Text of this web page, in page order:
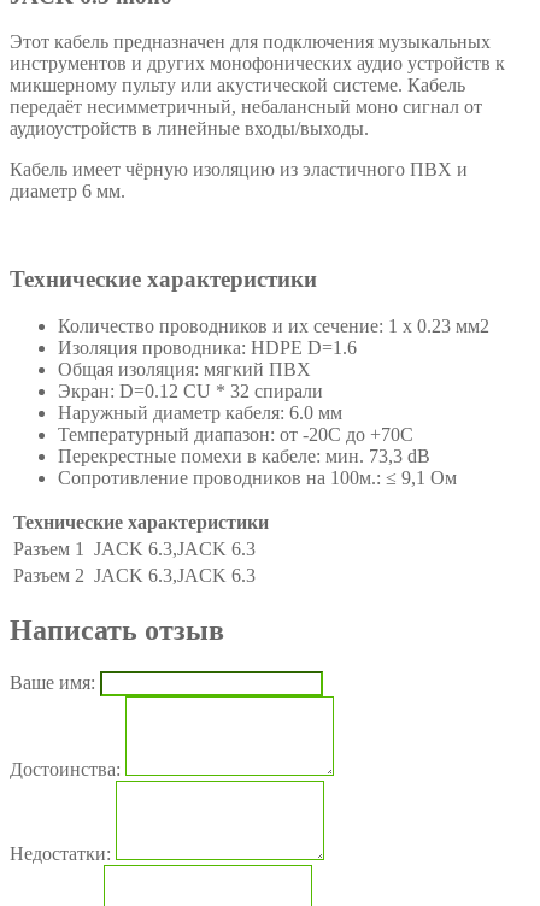
Этот кабель предназначен для подключения музыкальных
инструментов и других монофонических аудио устройств к
микшерному пульту или акустической системе. Кабель
передаёт несимметричный, небалансный моно сигнал от
аудиоустройств в линейные входы/выходы.
Кабель имеет чёрную изоляцию из эластичного ПВХ и
диаметр 6 мм.
Технические характеристики
Количество проводников и их сечение: 1 х 0.23 мм2
Изоляция проводника: HDPE D=1.6
Общая изоляция: мягкий ПВХ
Экран: D=0.12 CU * 32 спирали
Наружный диаметр кабеля: 6.0 мм
Температурный диапазон: от -20С до +70С
Перекрестные помехи в кабеле: мин. 73,3 dB
Сопротивление проводников на 100м.: ≤ 9,1 Ом
Технические характеристики
Разъем 1
JACK 6.3,JACK 6.3
Разъем 2 JACK 6.3,JACK 6.3
Написать отзыв
Ваше имя:
Достоинства:
Недостатки: